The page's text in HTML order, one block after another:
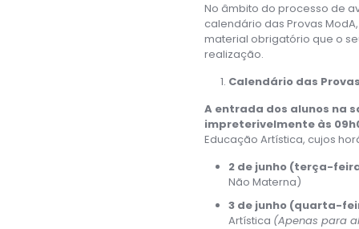
No âmbito do processo de
calendário das Provas
material obrigatório que o
realização.
Calendário das
A entrada dos alunos na
impreterivelmente às
Educação Artística, cujos
2 de junho (terça-
Não Materna)
3 de junho (quarta-
Artística (Apenas para